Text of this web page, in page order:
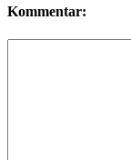
Kommentar: